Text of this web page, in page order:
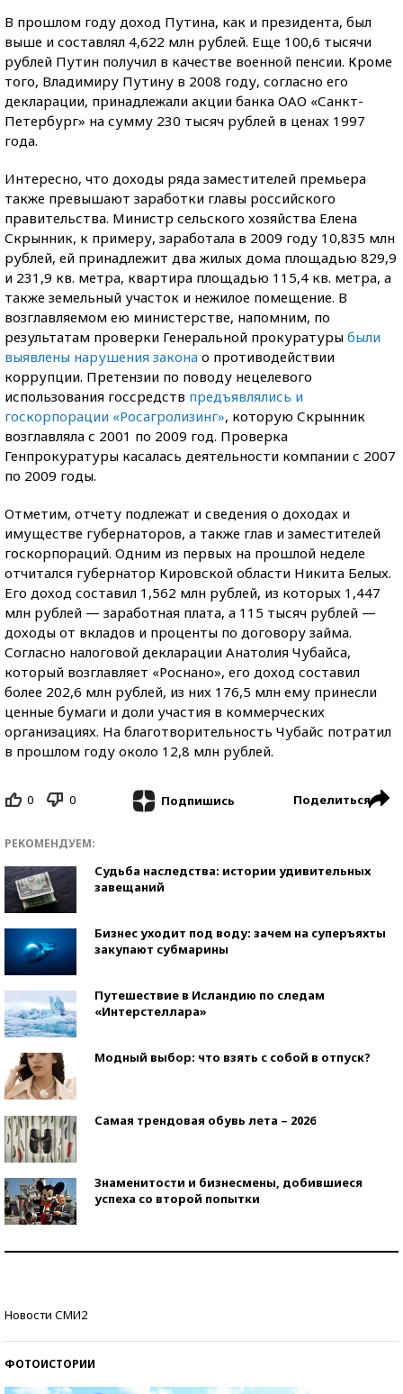
В прошлом году доход Путина, как и президента, был
выше и составлял 4,622 млн рублей. Еще 100,6 тысячи
рублей Путин получил в качестве военной пенсии. Кроме
того, Владимиру Путину в 2008 году, согласно его
декларации, принадлежали акции банка ОАО «Санкт-
Петербург» на сумму 230 тысяч рублей в ценах 1997
года.
Интересно, что доходы ряда заместителей премьера
также превышают заработки главы российского
правительства. Министр сельского хозяйства Елена
Скрынник, к примеру, заработала в 2009 году 10,835 млн
рублей, ей принадлежит два жилых дома площадью 829,9
и 231,9 кв. метра, квартира площадью 115,4 кв. метра, а
также земельный участок и нежилое помещение. В
возглавляемом ею министерстве, напомним, по
результатам проверки Генеральной прокуратуры были
выявлены нарушения закона о противодействии
коррупции. Претензии по поводу нецелевого
использования госсредств предъявлялись и
госкорпорации «Росагролизинг», которую Скрынник
возглавляла с 2001 по 2009 год. Проверка
Генпрокуратуры касалась деятельности компании с 2007
по 2009 годы.
Отметим, отчету подлежат и сведения о доходах и
имуществе губернаторов, а также глав и заместителей
госкорпораций. Одним из первых на прошлой неделе
отчитался губернатор Кировской области Никита Белых.
Его доход составил 1,562 млн рублей, из которых 1,447
млн рублей — заработная плата, а 115 тысяч рублей —
доходы от вкладов и проценты по договору займа.
Согласно налоговой декларации Анатолия Чубайса,
который возглавляет «Роснано», его доход составил
более 202,6 млн рублей, из них 176,5 млн ему принесли
ценные бумаги и доли участия в коммерческих
организациях. На благотворительность Чубайс потратил
в прошлом году около 12,8 млн рублей.
0 0 Подпишись Поделиться
РЕКОМЕНДУЕМ:
Судьба наследства: истории удивительных
завещаний
Бизнес уходит под воду: зачем на суперъяхты
закупают субмарины
Путешествие в Исландию по следам
«Интерстеллара»
Модный выбор: что взять с собой в отпуск?
Самая трендовая обувь лета – 2026
Знаменитости и бизнесмены, добившиеся
успеха со второй попытки
Новости СМИ2
ФОТОИСТОРИИ